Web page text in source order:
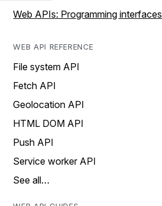
Web APIs: Programming interfaces
WEB API REFERENCE
File system API
Fetch API
Geolocation API
HTML DOM API
Push API
Service worker API
See all…